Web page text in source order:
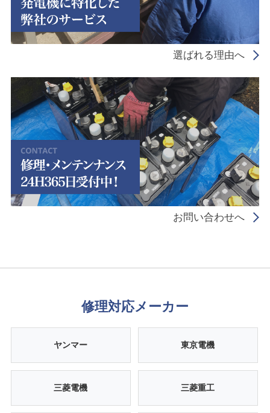
選ばれる理由へ
お問い合わせへ
修理対応メーカー
ヤンマー 東京電機
三菱電機 三菱重工